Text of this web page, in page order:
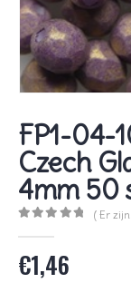
FP1-04-
Czech
4mm 50
( Er
€1,46